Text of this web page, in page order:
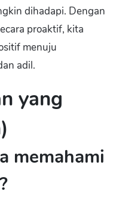
dihadapi. Dengan
proaktif, kita
menuju
adil.
yang
memahami